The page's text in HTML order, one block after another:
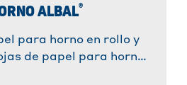
ALBAL®
para horno en rollo y
de papel para horno